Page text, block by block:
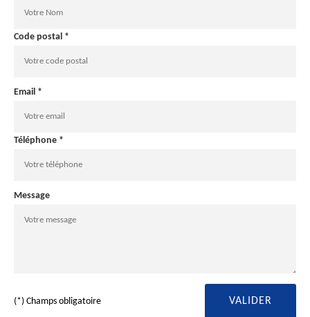
Code postal *
Email *
Téléphone *
Message
(*) Champs obligatoire